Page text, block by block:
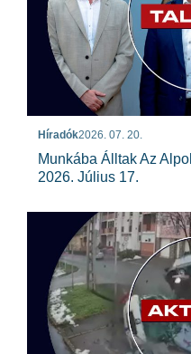
Híradók2026. 07. 20.
Munkába Álltak Az
2026. Július 17.